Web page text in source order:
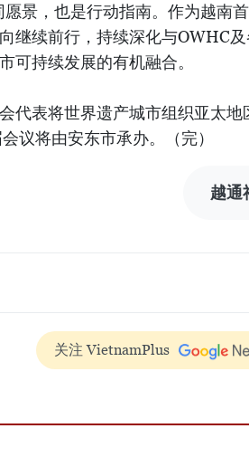
景，也是行动指南。作为越南
继续前行，持续深化与OWHC
可持续发展的有机融合。
代表将世界遗产城市组织亚太地
议将由安东市承办。（完）
越通
关注 VietnamPlus